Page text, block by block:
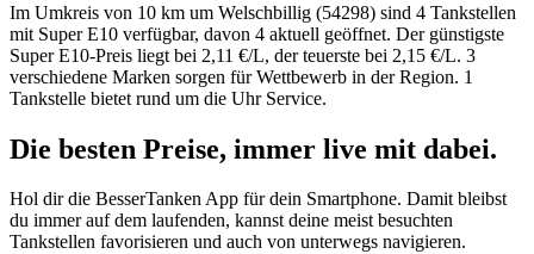
Im Umkreis von 10 km um Welschbillig (54298) sind 4 Tankstellen
mit Super E10 verfügbar, davon 4 aktuell geöffnet. Der günstigste
Super E10-Preis liegt bei 2,11 €/L, der teuerste bei 2,15 €/L. 3
verschiedene Marken sorgen für Wettbewerb in der Region. 1
Tankstelle bietet rund um die Uhr Service.
Die besten Preise, immer live mit dabei.
Hol dir die BesserTanken App für dein Smartphone. Damit bleibst
du immer auf dem laufenden, kannst deine meist besuchten
Tankstellen favorisieren und auch von unterwegs navigieren.